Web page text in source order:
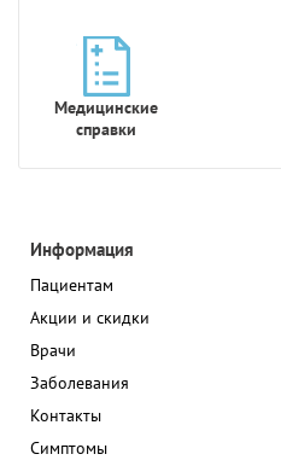
Медицинские
справки
Информация
Пациентам
Акции и скидки
Врачи
Заболевания
Контакты
Симптомы